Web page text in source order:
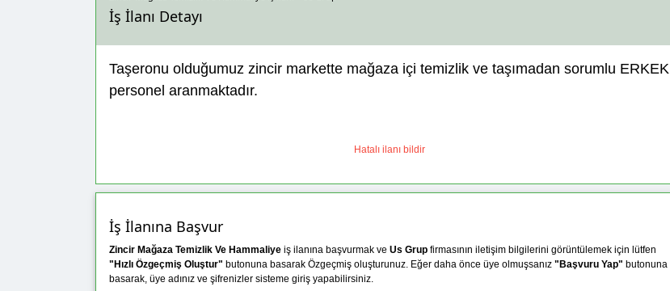
İş İlanı Detayı
Taşeronu olduğumuz zincir markette mağaza içi temizlik ve taşımadan sorumlu ERKEK
personel aranmaktadır.
Hatalı ilanı bildir
İş İlanına Başvur
Zincir Mağaza Temizlik Ve Hammaliye iş ilanına başvurmak ve Us Grup firmasının iletişim bilgilerini görüntülemek için lütfen
"Hızlı Özgeçmiş Oluştur" butonuna basarak Özgeçmiş oluşturunuz. Eğer daha önce üye olmuşsanız "Başvuru Yap" butonuna
basarak, üye adınız ve şifrenizler sisteme giriş yapabilirsiniz.